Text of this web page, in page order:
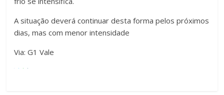
A situação deverá continuar desta forma pelos próximos
dias, mas com menor intensidade
Via: G1 Vale